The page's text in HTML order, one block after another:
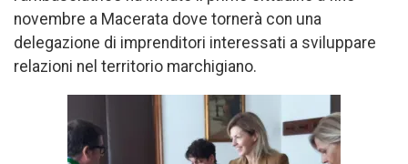
novembre a Macerata dove tornerà con una
delegazione di imprenditori interessati a sviluppare
relazioni nel territorio marchigiano.